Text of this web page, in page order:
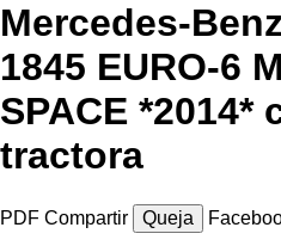
Mercedes-
1845 EURO-6
SPACE *2014*
tractora
PDF Compartir Queja